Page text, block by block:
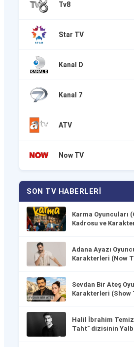
Tv8
Star TV
Kanal D
Kanal 7
ATV
Now TV
SON TV HABERLERI
Karma Oyuncuları
Kadrosu ve
Adana Ayazı
Karakterleri (Now
Sevdan Bir Ateş
Karakterleri (Show
Halil İbrahim
Taht” dizisinin